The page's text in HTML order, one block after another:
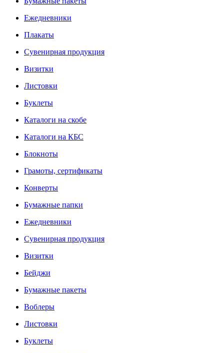
Ежедневники
Плакаты
Сувенирная продукция
Визитки
Листовки
Буклеты
Каталоги на скобе
Каталоги на КБС
Блокноты
Грамоты, сертификаты
Конверты
Бумажные папки
Ежедневники
Сувенирная продукция
Визитки
Бейджи
Бумажные пакеты
Воблеры
Листовки
Буклеты